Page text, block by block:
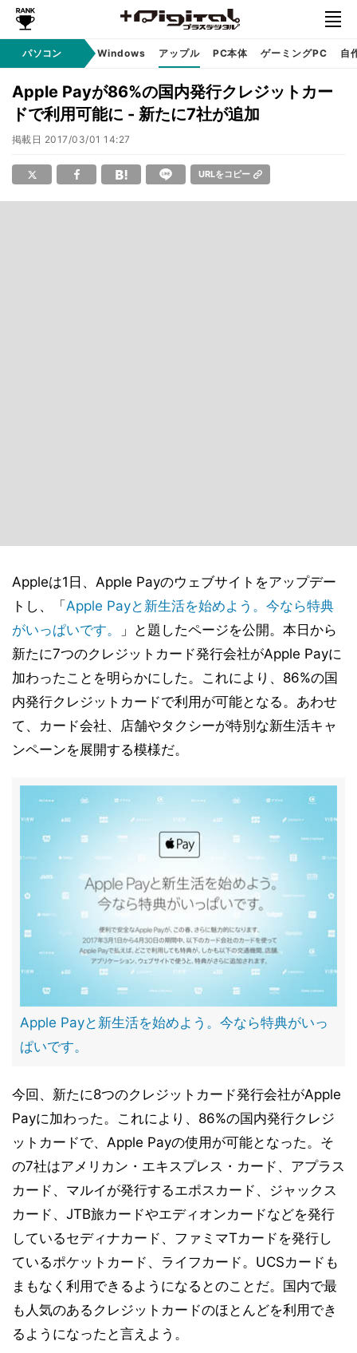
パソコン Windows アップル PC本体 ゲーミングPC 自
Apple Payが86%の国内発行クレジットカー
ドで利用可能に - 新たに7社が追加
掲載日 2017/03/01 14:27
URLをコピー
Appleは1日、Apple Payのウェブサイトをアップデー
トし、「 Apple Payと新生活を始めよう。今なら特典
がいっぱいです。
」と題したページを公開。本日から
新たに7つのクレジットカード発行会社がApple Payに
加わったことを明らかにした。これにより、86%の国
内発行クレジットカードで利用が可能となる。あわせ
て、カード会社、店舗やタクシーが特別な新生活キャ
ンペーンを展開する模様だ。
Apple Payと新生活を始めよう。今なら特典がいっ
ぱいです。
今回、新たに8つのクレジットカード発行会社がApple
Payに加わった。これにより、86%の国内発行クレジ
ットカードで、Apple Payの使用が可能となった。そ
の7社はアメリカン・エキスプレス・カード、アプラス
カード、マルイが発行するエポスカード、ジャックス
カード、JTB旅カードやエディオンカードなどを発行
しているセディナカード、ファミマTカードを発行し
ているポケットカード、ライフカード。UCSカードも
まもなく利用できるようになるとのことだ。国内で最
も人気のあるクレジットカードのほとんどを利用でき
るようになったと言えよう。